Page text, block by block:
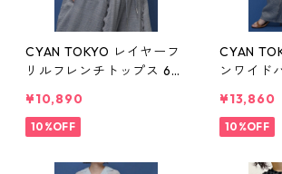
CYAN TOKYO レイヤーフ
リルフレンチトップス 601
ディース
¥10,890
10%OFF
CYAN
ンワイド
ス
¥13,860
10%OFF